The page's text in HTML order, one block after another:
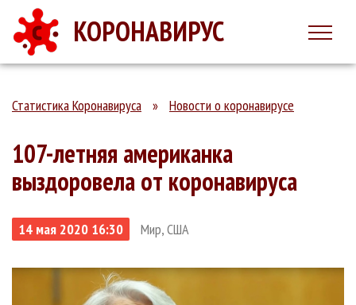
КОРОНАВИРУС
Статистика Коронавируса » Новости о коронавирусе
107-летняя американка
выздоровела от коронавируса
14 мая 2020 16:30 Мир, США